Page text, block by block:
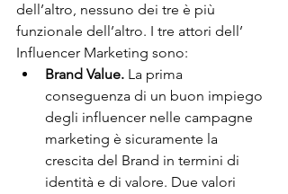
dell’altro, nessuno dei tre è più
funzionale dell’altro. I tre attori dell’
Influencer Marketing sono:
Brand Value. La prima
conseguenza di un buon impiego
degli influencer nelle campagne
marketing è sicuramente la
crescita del Brand in termini di
identità e di valore. Due valori